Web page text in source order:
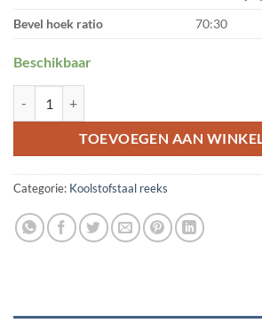
Bevel hoek ratio
70:30
Beschikbaar
TOEVOEGEN AAN
Categorie: Koolstofstaal reeks